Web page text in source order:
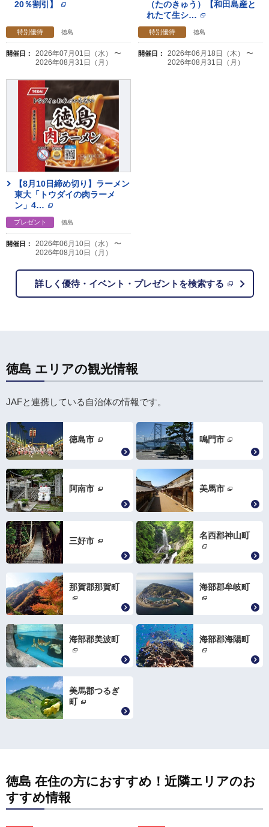
20％割引】
特別優待 徳島
開催日：
2026年07月01日（水） 〜
2026年08月31日（月）
（たのきゅう）【和田島産と
れたて生シ…
特別優待 徳島
開催日：
2026年06月18日（木） 〜
2026年08月31日（月）
【8月10日締め切り】ラーメン
東大「トウダイの肉ラーメ
ン」4…
プレゼント 徳島
開催日：
2026年06月10日（水） 〜
2026年08月10日（月）
詳しく優待・イベント・プレゼントを検索する
徳島 エリアの観光情報
JAFと連携している自治体の情報です。
徳島市 鳴門市
阿南市 美馬市
三好市
名西郡神山町
那賀郡那賀町 海部郡牟岐町
海部郡美波町 海部郡海陽町
美馬郡つるぎ
町
徳島 在住の方におすすめ！近隣エリアのお
すすめ情報